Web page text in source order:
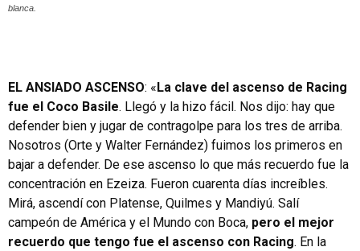
blanca.
EL ANSIADO ASCENSO: «La clave del ascenso de Racing
fue el Coco Basile. Llegó y la hizo fácil. Nos dijo: hay que
defender bien y jugar de contragolpe para los tres de arriba.
Nosotros (Orte y Walter Fernández) fuimos los primeros en
bajar a defender. De ese ascenso lo que más recuerdo fue la
concentración en Ezeiza. Fueron cuarenta días increíbles.
Mirá, ascendí con Platense, Quilmes y Mandiyú. Salí
campeón de América y el Mundo con Boca, pero el mejor
recuerdo que tengo fue el ascenso con Racing. En la